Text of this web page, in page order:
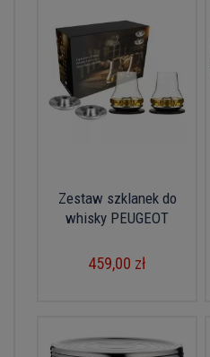
Zestaw szklanek do
whisky PEUGEOT
459,00 zł